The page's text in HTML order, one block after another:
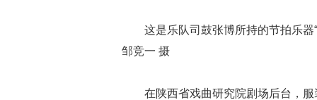
这是乐队司鼓张博所持的节拍乐
邹竞一 摄
在陕西省戏曲研究院剧场后台，